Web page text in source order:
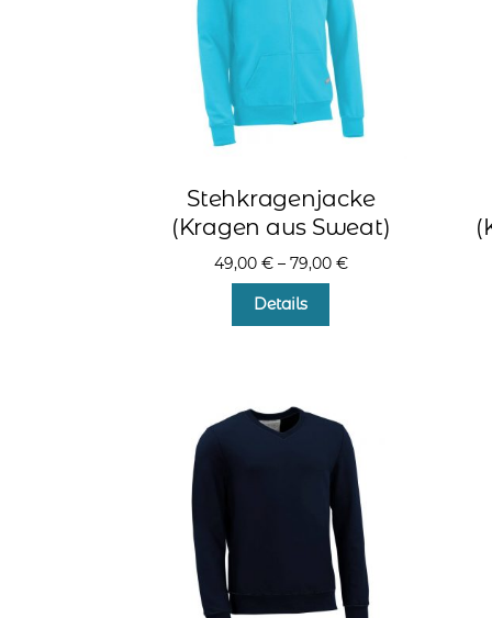
auf
der
Produktseite
gewählt
werden
Stehkragenjacke
(Kragen aus Sweat)
49,00 €– 79,00 €
Details
Die
Optionen
können
der
Produktseite
gewählt
werden